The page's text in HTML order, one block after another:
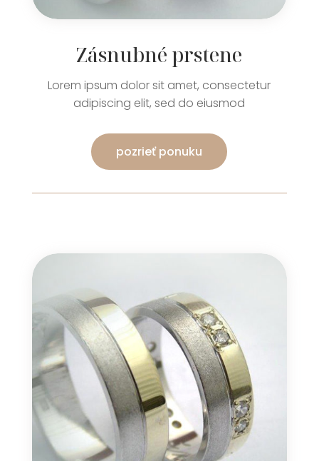
Zásnubné prstene
Lorem ipsum dolor sit amet, consectetur
adipiscing elit, sed do eiusmod
pozrieť ponuku